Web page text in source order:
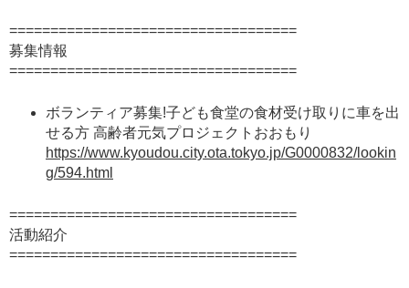
===================================
募集情報
===================================
ボランティア募集!子ども食堂の食材受け取りに車を出
せる方 高齢者元気プロジェクトおおもり
https://www.kyoudou.city.ota.tokyo.jp/G0000832/lookin
g/594.html
===================================
活動紹介
===================================